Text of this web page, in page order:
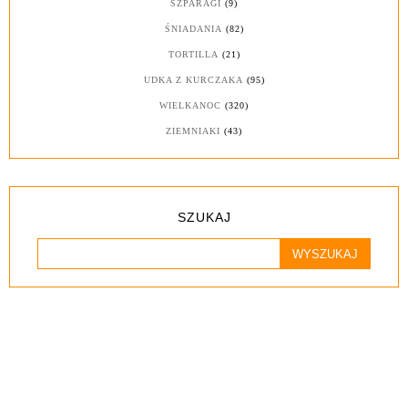
SZPARAGI (9)
ŚNIADANIA (82)
TORTILLA (21)
UDKA Z KURCZAKA (95)
WIELKANOC (320)
ZIEMNIAKI (43)
SZUKAJ